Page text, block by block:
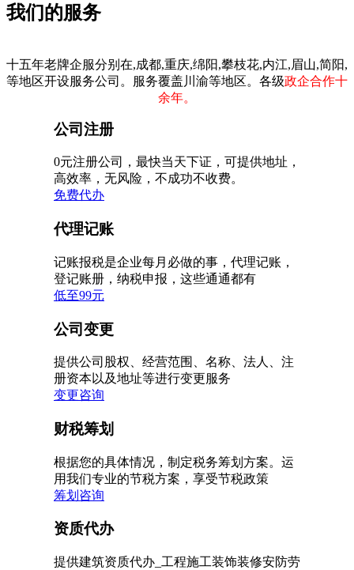
我们的服务
十五年老牌企服分别在,成都,重庆,绵阳,攀枝花,内江,眉山,简阳,
等地区开设服务公司。服务覆盖川渝等地区。各级政企合作十
余年。
公司注册
0元注册公司，最快当天下证，可提供地址，
高效率，无风险，不成功不收费。
免费代办
代理记账
记账报税是企业每月必做的事，代理记账，
登记账册，纳税申报，这些通通都有
低至99元
公司变更
提供公司股权、经营范围、名称、法人、注
册资本以及地址等进行变更服务
变更咨询
财税筹划
根据您的具体情况，制定税务筹划方案。运
用我们专业的节税方案，享受节税政策
筹划咨询
资质代办
提供建筑资质代办_工程施工装饰装修安防劳